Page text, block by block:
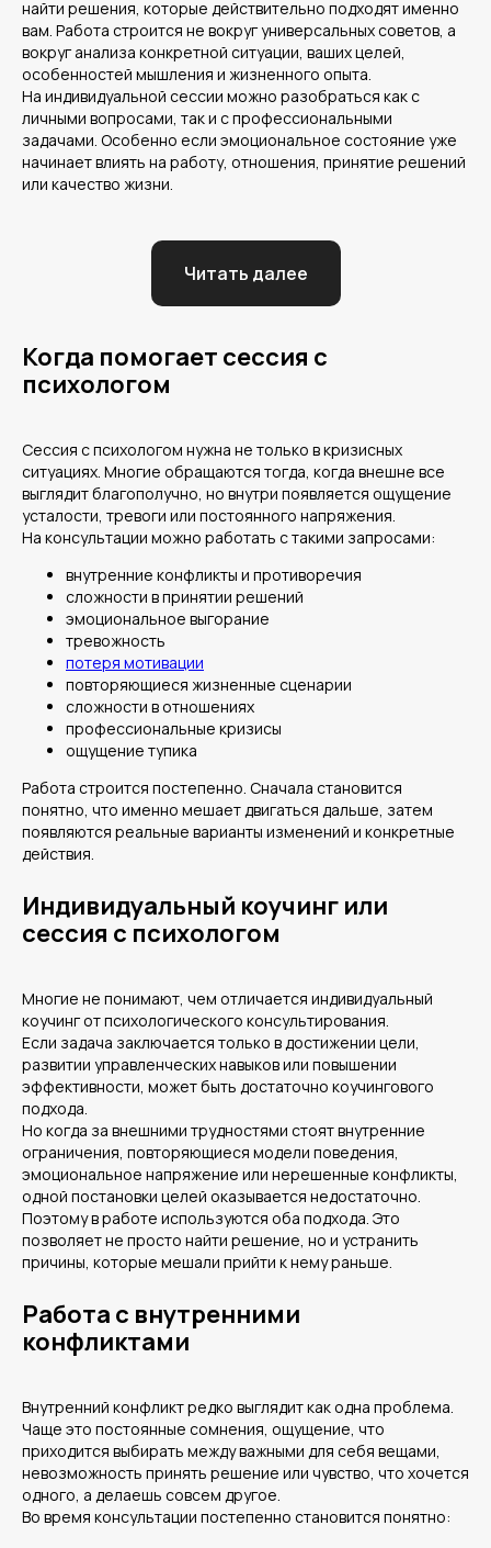
найти решения, которые действительно подходят именно
вам. Работа строится не вокруг универсальных советов, а
вокруг анализа конкретной ситуации, ваших целей,
особенностей мышления и жизненного опыта.
На индивидуальной сессии можно разобраться как с
личными вопросами, так и с профессиональными
задачами. Особенно если эмоциональное состояние уже
начинает влиять на работу, отношения, принятие решений
или качество жизни.
Читать далее
Когда помогает сессия с
психологом
Сессия с психологом нужна не только в кризисных
ситуациях. Многие обращаются тогда, когда внешне все
выглядит благополучно, но внутри появляется ощущение
усталости, тревоги или постоянного напряжения.
На консультации можно работать с такими запросами:
внутренние конфликты и противоречия
сложности в принятии решений
эмоциональное выгорание
тревожность
потеря мотивации
повторяющиеся жизненные сценарии
сложности в отношениях
профессиональные кризисы
ощущение тупика
Работа строится постепенно. Сначала становится
понятно, что именно мешает двигаться дальше, затем
появляются реальные варианты изменений и конкретные
действия.
Индивидуальный коучинг или
сессия с психологом
Многие не понимают, чем отличается индивидуальный
коучинг от психологического консультирования.
Если задача заключается только в достижении цели,
развитии управленческих навыков или повышении
эффективности, может быть достаточно коучингового
подхода.
Но когда за внешними трудностями стоят внутренние
ограничения, повторяющиеся модели поведения,
эмоциональное напряжение или нерешенные конфликты,
одной постановки целей оказывается недостаточно.
Поэтому в работе используются оба подхода. Это
позволяет не просто найти решение, но и устранить
причины, которые мешали прийти к нему раньше.
Работа с внутренними
конфликтами
Внутренний конфликт редко выглядит как одна проблема.
Чаще это постоянные сомнения, ощущение, что
приходится выбирать между важными для себя вещами,
невозможность принять решение или чувство, что хочется
одного, а делаешь совсем другое.
Во время консультации постепенно становится понятно: